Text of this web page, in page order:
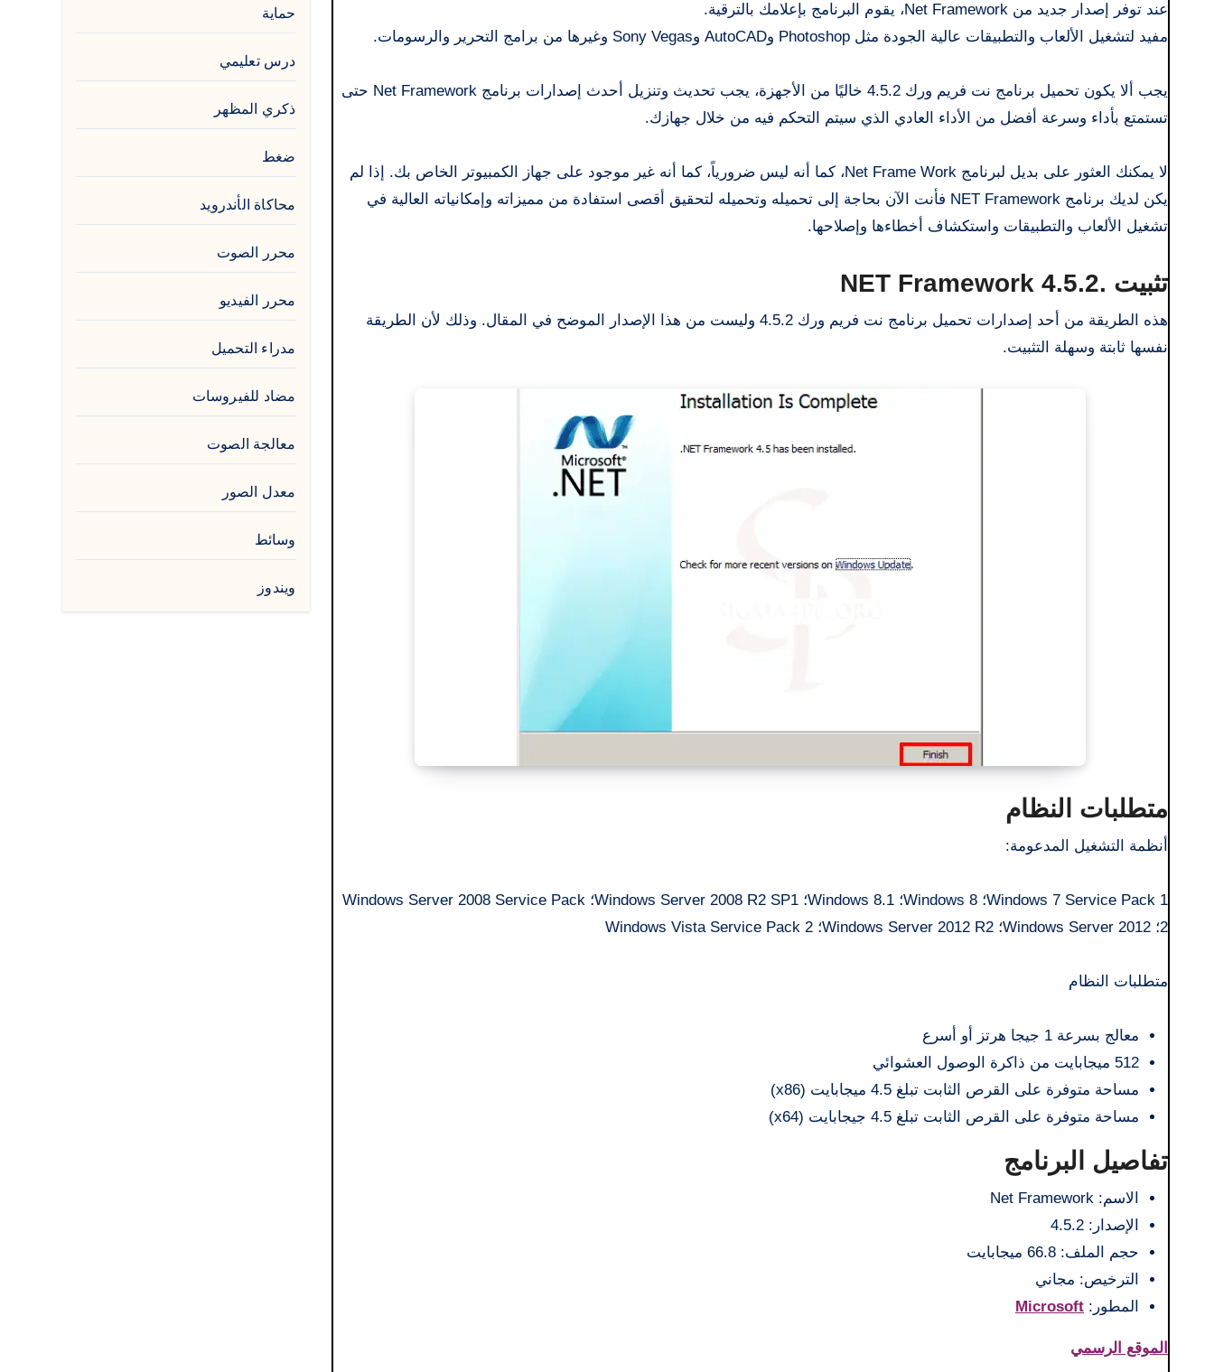
عند توفر إصدار جديد من Net Framework، يقوم البرنامج بإعلامك بالترقية.
مفيد لتشغيل الألعاب والتطبيقات عالية الجودة مثل Photoshop وAutoCAD وSony Vegas وغيرها من برامج التحرير والرسومات.
يجب ألا يكون تحميل برنامج نت فريم ورك 4.5.2 خاليًا من الأجهزة، يجب تحديث وتنزيل أحدث إصدارات برنامج Net Framework حتى
تستمتع بأداء وسرعة أفضل من الأداء العادي الذي سيتم التحكم فيه من خلال جهازك.
لا يمكنك العثور على بديل لبرنامج Net Frame Work، كما أنه ليس ضرورياً، كما أنه غير موجود على جهاز الكمبيوتر الخاص بك. إذا لم
يكن لديك برنامج NET Framework فأنت الآن بحاجة إلى تحميله وتحميله لتحقيق أقصى استفادة من مميزاته وإمكانياته العالية في
تشغيل الألعاب والتطبيقات واستكشاف أخطاءها وإصلاحها.
تثبيت .NET Framework 4.5.2
هذه الطريقة من أحد إصدارات تحميل برنامج نت فريم ورك 4.5.2 وليست من هذا الإصدار الموضح في المقال. وذلك لأن الطريقة
نفسها ثابتة وسهلة التثبيت.
متطلبات النظام
أنظمة التشغيل المدعومة:
Windows 7 Service Pack 1؛ Windows 8؛ Windows 8.1؛ Windows Server 2008 R2 SP1؛ Windows Server 2008 Service Pack
2؛ Windows Server 2012؛ Windows Server 2012 R2؛ Windows Vista Service Pack 2
متطلبات النظام
معالج بسرعة 1 جيجا هرتز أو أسرع
512 ميجابايت من ذاكرة الوصول العشوائي
مساحة متوفرة على القرص الثابت تبلغ 4.5 ميجابايت (x86)
مساحة متوفرة على القرص الثابت تبلغ 4.5 جيجابايت (x64)
تفاصيل البرنامج
الاسم: Net Framework
الإصدار: 4.5.2
حجم الملف: 66.8 ميجابايت
الترخيص: مجاني
المطور: Microsoft
الموقع الرسمي
حماية
درس تعليمي
ذكري المظهر
ضغط
محاكاة الأندرويد
محرر الصوت
محرر الفيديو
مدراء التحميل
مضاد للفيروسات
معالجة الصوت
معدل الصور
وسائط
ويندوز